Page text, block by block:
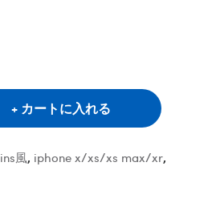
カートに入れる
ins風, iphone x/xs/xs max/xr,